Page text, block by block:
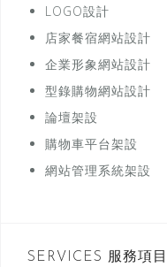
LOGO設計
店家餐宿網站設計
企業形象網站設計
型錄購物網站設計
論壇架設
購物車平台架設
網站管理系統架設
SERVICES 服務項目